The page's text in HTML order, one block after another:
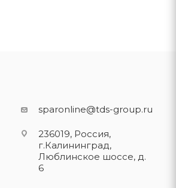
sparonline@tds-group.ru
236019, Россия,
г.Калининград,
Люблинское шоссе, д.
6